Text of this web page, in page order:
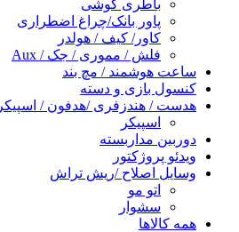
باطری گوشی
پاور بانک/چراغ اضطراری
کاور/ کیف / هولدر
فلش / مموری / جک / Aux
ساعت هوشمند / مچ بند
کنسول بازی و دسته
هدست / هندزفری /هدفون / اسپیکر
اسپیکر
دوربین مداربسته
ویدئو پروژکتور
وسایل اصلاح /ریش تراش
اتو مو
سشوار
همه کالاها